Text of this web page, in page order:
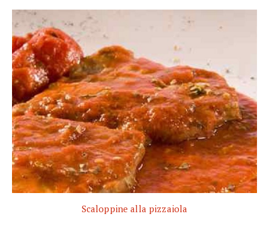
Scaloppine alla pizzaiola